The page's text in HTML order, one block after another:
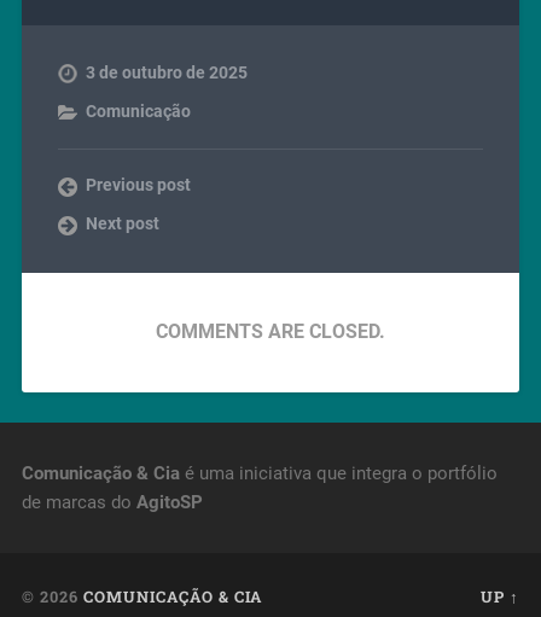
3 de outubro de 2025
Comunicação
Previous post
Next post
COMMENTS ARE CLOSED.
Comunicação & Ciaé uma iniciativa que integra o portfólio
de marcas do AgitoSP
© 2026 COMUNICAÇÃO & CIA UP ↑